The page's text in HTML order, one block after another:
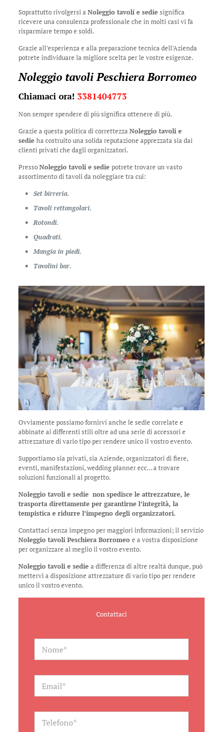
Soprattutto rivolgersi a Noleggio tavoli e sedie significa
ricevere una consulenza professionale che in molti casi vi fa
risparmiare tempo e soldi.
Grazie all’esperienza e alla preparazione tecnica dell’Azienda
potrete individuare la migliore scelta per le vostre esigenze.
Noleggio tavoli Peschiera Borromeo
Chiamaci ora! 3381404773
Non sempre spendere di più significa ottenere di più.
Grazie a questa politica di correttezza Noleggio tavoli e
sedie ha costruito una solida reputazione apprezzata sia dai
clienti privati che dagli organizzatori.
PressoNoleggio tavoli e sedie potrete trovare un vasto
assortimento di tavoli da noleggiare tra cui:
Set birreria.
Tavoli rettangolari.
Rotondi.
Quadrati.
Mangia in piedi.
Tavolini bar.
Ovviamente possiamo fornirvi anche le sedie correlate e
abbinate ai differenti stili oltre ad una serie di accessori e
attrezzature di vario tipo per rendere unico il vostro evento.
Supportiamo sia privati, sia Aziende, organizzatori di fiere,
eventi, manifestazioni, wedding planner ecc… a trovare
soluzioni funzionali al progetto.
Noleggio tavoli e sedie non spedisce le attrezzature, le
trasporta direttamente per garantirne l’integrità, la
tempistica e ridurre l’impegno degli organizzatori.
Contattaci senza impegno per maggiori informazioni; il servizio
Noleggio tavoli Peschiera Borromeo e a vostra disposizione
per organizzare al meglio il vostro evento.
Noleggio tavoli e sedie a differenza di altre realtà dunque, può
mettervi a disposizione attrezzature di vario tipo per rendere
unico il vostro evento.
Contattaci
N
m
*E
a
lT